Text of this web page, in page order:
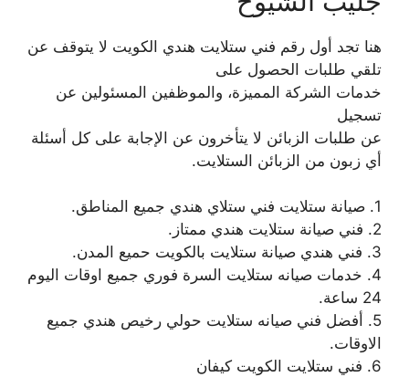
هنا تجد أول رقم فني ستلايت هندي الكويت لا يتوقف عن
تلقي طلبات الحصول على
خدمات الشركة المميزة، والموظفين المسئولين عن
تسجيل
عن طلبات الزبائن لا يتأخرون عن الإجابة على كل أسئلة
أي زبون من الزبائن الستلايت.
1. صيانة ستلايت فني ستلاي هندي جميع المناطق.
2. فني صيانة ستلايت هندي ممتاز.
3. فني هندي صيانة ستلايت بالكويت حميع المدن.
4. خدمات صيانه ستلايت السرة فوري جميع اوقات اليوم
24 ساعة.
5. أفضل فني صيانه ستلايت حولي رخيص هندي جميع
الاوقات.
6. فني ستلايت الكويت كيفان